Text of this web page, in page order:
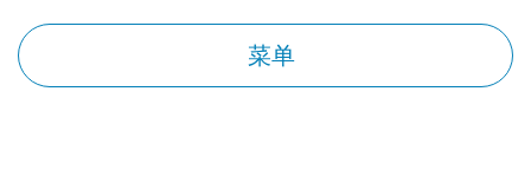
菜单